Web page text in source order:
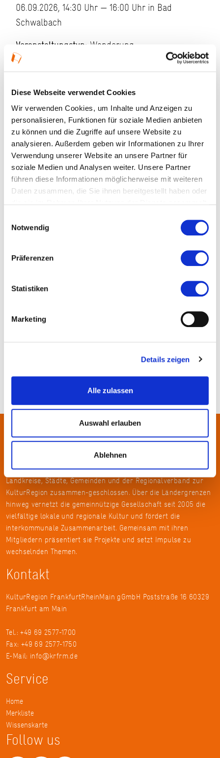
Diese Webseite verwendet Cookies
Wir verwenden Cookies, um Inhalte und Anzeigen zu
personalisieren, Funktionen für soziale Medien anbieten
zu können und die Zugriffe auf unsere Website zu
analysieren. Außerdem geben wir Informationen zu Ihrer
Verwendung unserer Website an unsere Partner für
soziale Medien und Analysen weiter. Unsere Partner
führen diese Informationen möglicherweise mit weiteren
Daten zusammen, die Sie ihnen bereitgestellt haben oder
Notwendig
Präferenzen
Statistiken
Marketing
Details zeigen
Alle zulassen
Auswahl erlauben
Ablehnen
06.09.2026, 14:30 Uhr — 16:00 Uhr in Bad
Schwalbach
Veranstaltungstyp: Wanderung
Ort und Anfahrt
Veranstaltet von
© Lea Fleur Sorgler
Über uns
In der Metropolregion FrankfurtRheinMain haben sich rund 50
Landkreise, Städte, Gemeinden und der Regionalverband zur
KulturRegion zusammen-geschlossen. Über die Ländergrenzen
hinweg vernetzt die gemeinnützige Gesellschaft seit 2005 die
vielfältige lokale und regionale Kultur und fördert die
interkommunale Zusammenarbeit. Gemeinsam mit ihren
Mitgliedern präsentiert sie Projekte und setzt Impulse zu
wechselnden Themen.
Kontakt
KulturRegion FrankfurtRheinMain gGmbH Poststraße 16 60329
Frankfurt am Main
Tel.: +49 69 2577-1700
Fax: +49 69 2577-1750
E-Mail: info@krfrm.de
Service
Home
Merkliste
Wissenskarte
Follow us